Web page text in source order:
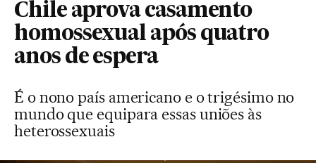
Chile aprova casamento
homossexual após quatro
anos de espera
É o nono país americano e o trigésimo no
mundo que equipara essas uniões às
heterossexuais